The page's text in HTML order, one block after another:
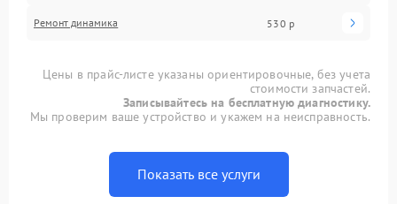
Ремонт динамика 530 р
Цены в прайс-листе указаны ориентировочные, без учета
стоимости запчастей.
Записывайтесь на бесплатную диагностику.
Мы проверим ваше устройство и укажем на неисправность.
Показать все услуги